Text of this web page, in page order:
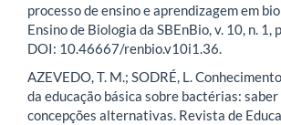
processo de ensino e aprendizagem em
Ensino de Biologia da SBEnBio, v. 10, n. 1,
DOI: 10.46667/renbio.v10i1.36.
AZEVEDO, T. M.; SODRÉ, L.
da educação básica sobre bactérias:
concepções alternativas. Revista de